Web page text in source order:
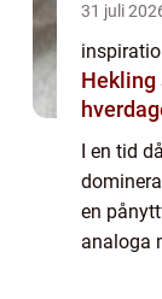
31 juli
Hekling
I en tid
en
analoga